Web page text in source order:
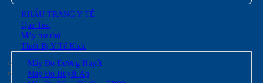
KHẨU TRANG Y TẾ
Que Test
Máy trợ thở
Thiết Bị Y Tế Khác
Máy Đo Đường Huyết
Máy Đo Huyết Áp